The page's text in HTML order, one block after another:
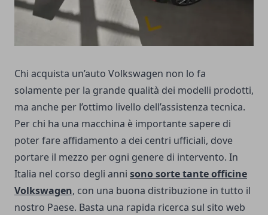
Chi acquista un’auto Volkswagen non lo fa
solamente per la grande qualità dei modelli prodotti,
ma anche per l’ottimo livello dell’assistenza tecnica.
Per chi ha una macchina è importante sapere di
poter fare affidamento a dei centri ufficiali, dove
portare il mezzo per ogni genere di intervento. In
Italia nel corso degli anni sono sorte tante officine
Volkswagen, con una buona distribuzione in tutto il
nostro Paese. Basta una rapida ricerca sul sito web